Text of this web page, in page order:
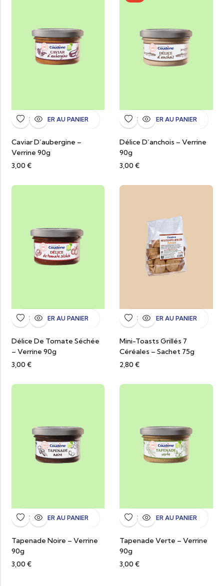
AJOUTER AU PANIER
Caviar D’aubergine –
Verrine 90g
3,00 €
AJOUTER AU PANIER
Délice D’anchois – Verrine
90g
3,00 €
AJOUTER AU PANIER
Délice De Tomate Séchée
– Verrine 90g
3,00 €
AJOUTER AU PANIER
Mini-Toasts Grillés 7
Céréales – Sachet 75g
2,80 €
AJOUTER AU PANIER
Tapenade Noire – Verrine
90g
3,00 €
AJOUTER AU PANIER
Tapenade Verte – Verrine
90g
3,00 €